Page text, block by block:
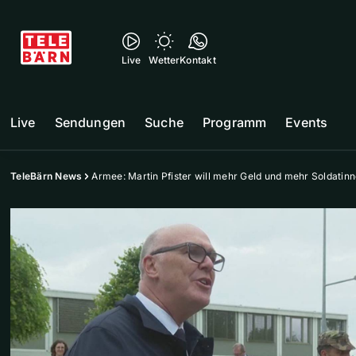
Live WetterKontakt
Live Sendungen Suche Programm Events
TeleBärn News Armee: Martin Pfister will mehr Geld und mehr